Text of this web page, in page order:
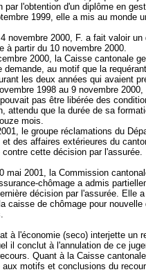
par l'obtention d'un diplôme en
1999, elle a mis au monde
novembre 2000, F. a fait valoir un
à partir du 10 novembre 2000.
2000, la Caisse cantonale
demande, au motif que la
les deux années qui avaient
1998 au 9 novembre 2000,
pas être libérée des
attendu que la durée de sa
mois.
le groupe réclamations du
et des affaires extérieures du
cette décision par l'assurée.
mai 2001, la Commission
chômage a admis
décision par l'assurée. Elle
caisse de chômage pour nouvelle
à l'économie (seco) interjette un
il conclut à l'annulation de ce
Quant à la Caisse
motifs et conclusions du